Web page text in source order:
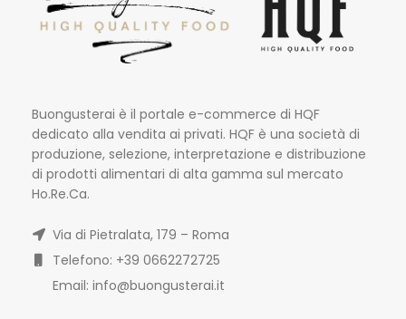
Buongusterai è il portale e-commerce di HQF
dedicato alla vendita ai privati. HQF è una società di
produzione, selezione, interpretazione e distribuzione
di prodotti alimentari di alta gamma sul mercato
Ho.Re.Ca.
Via di Pietralata, 179 – Roma
Telefono: +39 0662272725
Email: info@buongusterai.it